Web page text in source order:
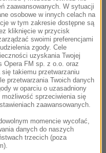
z
i filmy
się z
i
Store
zaawansowanych. W sytuacji
osobowe w innych celach na
w tym zakresie dostępne są
kliknięcie w przycisk
swoimi preferencjami
zgody. Cele
uzyskania Twojej
Opera FM sp. z o.o. oraz
takiemu przetwarzaniu
przetwarzania Twoich danych
w oparciu o uzasadniony
możliwość sprzeciwienia się
zaawansowanych.
momencie wycofać,
danych do naszych
trzecich (poza